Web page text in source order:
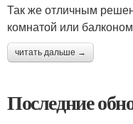
Так же отличным
комнатой или
читать дальше →
Последние